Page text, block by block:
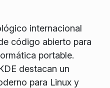
internacional
código abierto para
portable.
destacan un
para Linux y